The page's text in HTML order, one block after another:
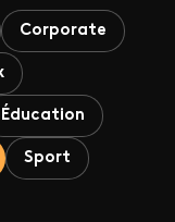
Corporate
Éducation
Sport